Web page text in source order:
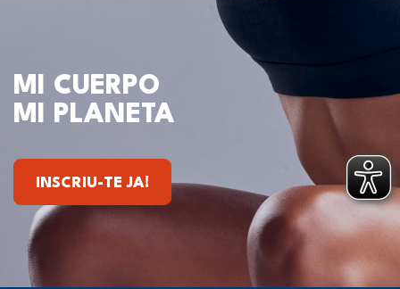
MI CUERPO
MI PLANETA
INSCRIU-TE JA!